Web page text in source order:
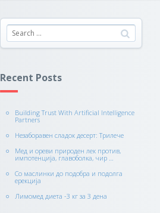
Recent Posts
Building Trust With Artificial Intelligence
Partners
Незаборавен сладок десерт: Трилече
Мед и ореви природен лек против,
импотенција, главоболка, чир …
Со маслинки до подобра и подолга
ерекција
Лимомед диета -3 кг за 3 дена